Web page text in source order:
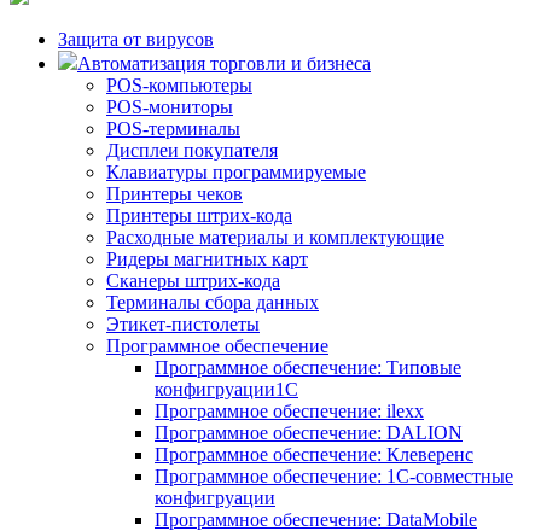
Защита от вирусов
Автоматизация торговли и бизнеса
POS-компьютеры
POS-мониторы
POS-терминалы
Дисплеи покупателя
Клавиатуры программируемые
Принтеры чеков
Принтеры штрих-кода
Расходные материалы и комплектующие
Ридеры магнитных карт
Сканеры штрих-кода
Терминалы сбора данных
Этикет-пистолеты
Программное обеспечение
Программное обеспечение: Типовые
конфигруации1С
Программное обеспечение: ilexx
Программное обеспечение: DALION
Программное обеспечение: Клеверенс
Программное обеспечение: 1С-совместные
конфигруации
Программное обеспечение: DataMobile